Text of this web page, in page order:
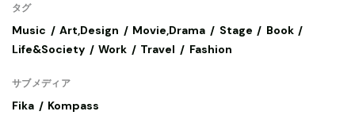
タグ
Music Art,Design Movie,Drama Stage
Book
Life&Society
Work Travel Fashion
サブメディア
Fika Kompass